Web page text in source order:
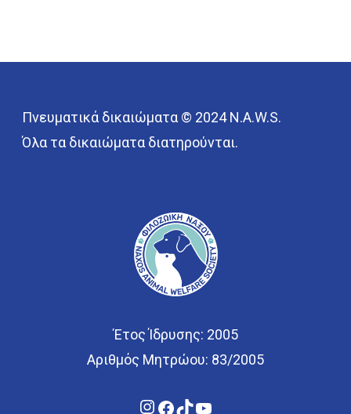
Πνευματικά δικαιώματα © 2024 N.A.W.S.
Όλα τα δικαιώματα διατηρούνται.
Έτος Ίδρυσης: 2005
Αριθμός Μητρώου: 83/2005
Instagram
Facebook
TikTok